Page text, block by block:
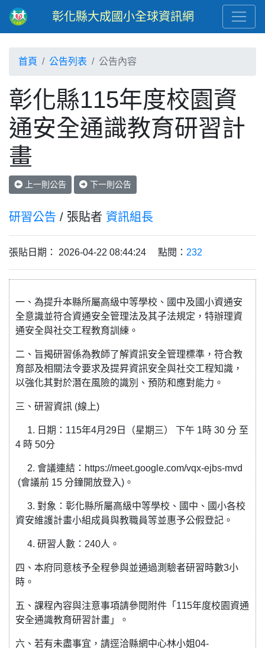
彰化縣大成國小全球資訊網
首頁 公告列表 公告內容
彰化縣115年度校園資
通安全通識教育研習計
畫
上一則公告 下一則公告
研習公告 / 張貼者 資訊組長
張貼日期： 2026-04-22 08:44:24 點閱： 232
一、為提升本縣所屬高級中等學校、國中及國小資通安
全意識並符合資通安全管理法及其子法規定，特辦理資
通安全與社交工程教育訓練。
二、旨揭研習係為教師了解資訊安全管理標準，符合教
育部及相關法令要求及提昇資訊安全與社交工程知識，
以強化其對於潛在風險的識別、預防和應對能力。
三、研習資訊 (線上)
1. 日期：115年4月29日（星期三） 下午 1時 30 分 至
4 時 50分
2. 會議連結：https://meet.google.com/vqx-ejbs-mvd
(會議前 15 分鐘開放登入)。
3. 對象：彰化縣所屬高級中等學校、國中、國小各校
資安維護計畫小組成員與教職員等並惠予公假登記。
4. 研習人數：240人。
四、本府同意核予全程參與並通過測驗者研習時數3小
時。
五、課程內容與注意事項請參閱附件「115年度校園資通
安全通識教育研習計畫」。
六、若有未盡事宜，請逕洽縣網中心林小姐04-